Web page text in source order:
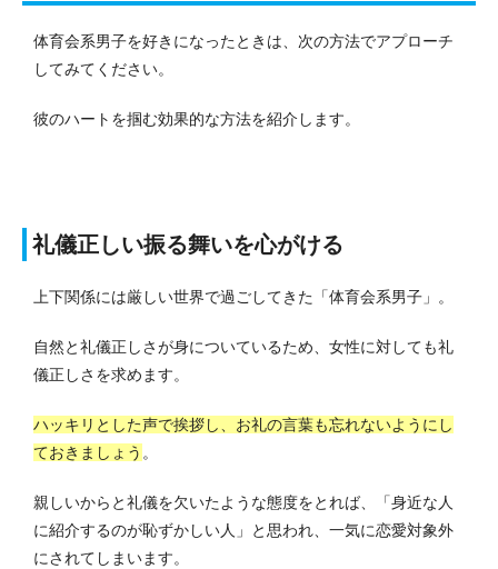
体育会系男子を好きになったときは、次の方法でアプローチ
してみてください。
彼のハートを掴む効果的な方法を紹介します。
礼儀正しい振る舞いを心がける
上下関係には厳しい世界で過ごしてきた「体育会系男子」。
自然と礼儀正しさが身についているため、女性に対しても礼
儀正しさを求めます。
ハッキリとした声で挨拶し、お礼の言葉も忘れないようにし
ておきましょう 。
親しいからと礼儀を欠いたような態度をとれば、「身近な人
に紹介するのが恥ずかしい人」と思われ、一気に恋愛対象外
にされてしまいます。